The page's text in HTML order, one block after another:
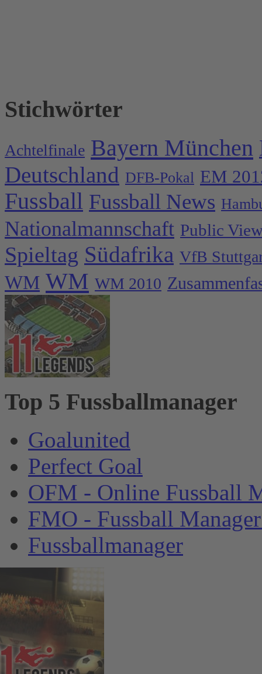
Stichwörter
Achtelfinale Bayern München
Deutschland DFB-Pokal EM
Fussball Fussball News
Nationalmannschaft Public
Spieltag Südafrika VfB
WM WM WM 2010
Top 5 Fussballmanager
Goalunited
Perfect Goal
OFM - Online Fussball
FMO - Fussball
Fussballmanager